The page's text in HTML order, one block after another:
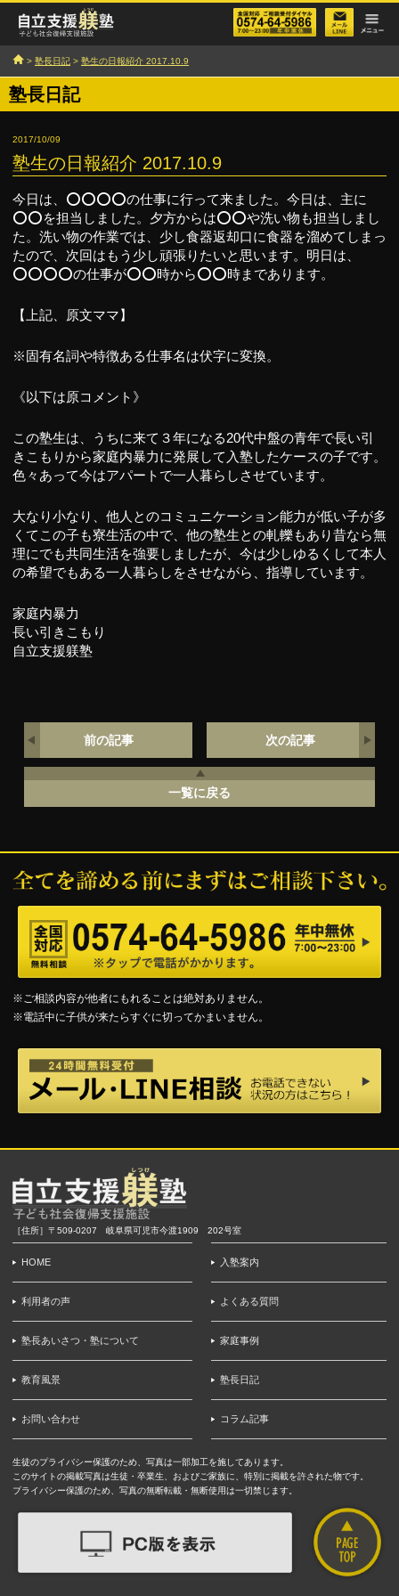
> 塾長日記 > 塾生の日報紹介 2017.10.9
塾長日記
2017/10/09
塾生の日報紹介 2017.10.9
今日は、⭕️⭕️⭕️⭕️の仕事に行って来ました。今日は、主に
⭕️⭕️を担当しました。夕方からは⭕️⭕️や洗い物も担当しまし
た。洗い物の作業では、少し食器返却口に食器を溜めてしまっ
たので、次回はもう少し頑張りたいと思います。明日は、
⭕️⭕️⭕️⭕️の仕事が⭕️⭕️時から⭕️⭕️時まであります。
【上記、原文ママ】
※固有名詞や特徴ある仕事名は伏字に変換。
《以下は原コメント》
この塾生は、うちに来て３年になる20代中盤の青年で長い引
きこもりから家庭内暴力に発展して入塾したケースの子です。
色々あって今はアパートで一人暮らしさせています。
大なり小なり、他人とのコミュニケーション能力が低い子が多
くてこの子も寮生活の中で、他の塾生との軋轢もあり昔なら無
理にでも共同生活を強要しましたが、今は少しゆるくして本人
の希望でもある一人暮らしをさせながら、指導しています。
家庭内暴力
長い引きこもり
自立支援躾塾
前の記事 次の記事
一覧に戻る
※ご相談内容が他者にもれることは絶対ありません。
※電話中に子供が来たらすぐに切ってかまいません。
［住所］〒509-0207 岐阜県可児市今渡1909 202号室
HOME
利用者の声
塾長あいさつ・塾について
教育風景
お問い合わせ
入塾案内
よくある質問
家庭事例
塾長日記
コラム記事
生徒のプライバシー保護のため、写真は一部加工を施してあります。
このサイトの掲載写真は生徒・卒業生、およびご家族に、特別に掲載を許された物です。
プライバシー保護のため、写真の無断転載・無断使用は一切禁じます。